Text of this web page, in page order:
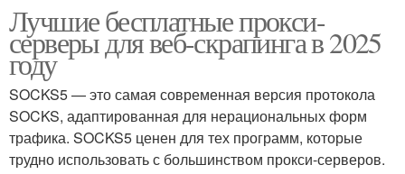
Лучшие бесплатные прокси-
серверы для веб-скрапинга в 2025
году
SOCKS5 — это самая современная версия протокола
SOCKS, адаптированная для нерациональных форм
трафика. SOCKS5 ценен для тех программ, которые
трудно использовать с большинством прокси-серверов.